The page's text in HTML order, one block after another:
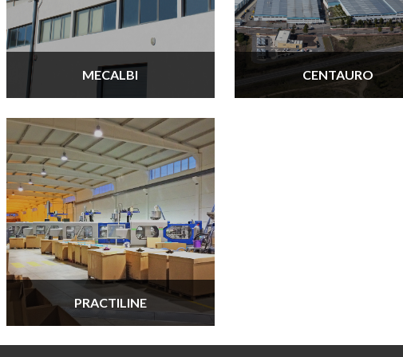
MECALBI CENTAURO
PRACTILINE